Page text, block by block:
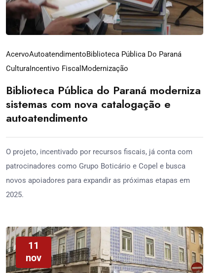
AcervoAutoatendimentoBiblioteca Pública Do Paraná
CulturaIncentivo Fiscal Modernização
Biblioteca Pública do Paraná moderniza
sistemas com nova catalogação e
autoatendimento
O projeto, incentivado por recursos fiscais, já conta com
patrocinadores como Grupo Boticário e Copel e busca
novos apoiadores para expandir as próximas etapas em
2025.
11
nov